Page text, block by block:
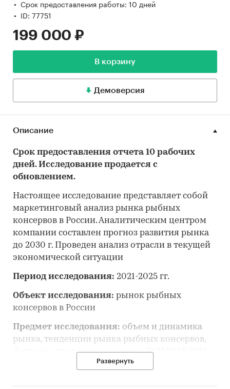
Срок предоставления работы: 10 дней
ID: 77751
199 000 ₽
В корзину
Демоверсия
Описание
Срок предоставления отчета 10 рабочих
дней. Исследование продается с
обновлением.
Настоящее исследование представляет собой
маркетинговый анализ рынка рыбных
консервов в России. Аналитическим центром
компании составлен прогноз развития рынка
до 2030 г. Проведен анализ отрасли в текущей
экономической ситуации
Период исследования: 2021-2025 гг.
Объект исследования: рынок рыбных
консервов в России
Предмет исследования: объем и динамика
рынка, тенденции рынка рыбных консервов,
факторы, влияющие на рынок, PAM-TAM-SAM
рынка, основные конкуренты, потребители,
Развернуть